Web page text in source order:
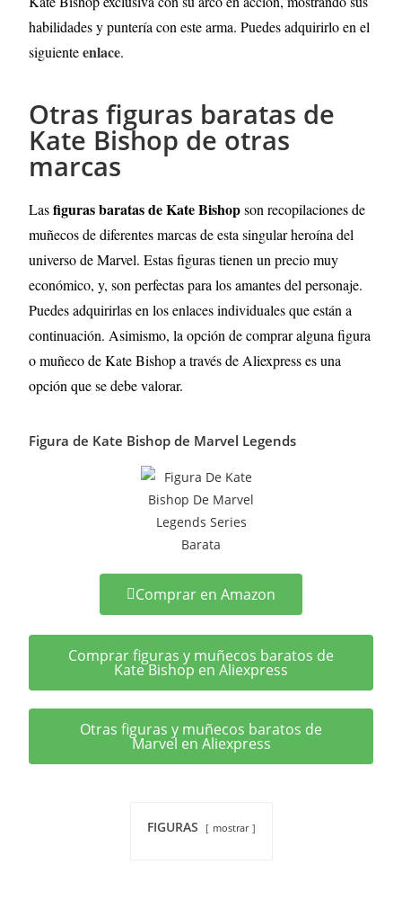
habilidades y puntería con este arma. Puedes adquirirlo en el
siguienteenlace.
Otras figuras baratas de
Kate Bishop de otras
marcas
Lasfiguras baratas de Kate Bishopson recopilaciones de
muñecos de diferentes marcas de esta singular heroína del
universo de Marvel. Estas figuras tienen un precio muy
económico, y, son perfectas para los amantes del personaje.
Puedes adquirirlas en los enlaces individuales que están a
continuación. Asimismo, la opción de comprar alguna figura
o muñeco de Kate Bishop a través de Aliexpress es una
opción que se debe valorar.
Figura de Kate Bishop de Marvel Legends
Comprar en Amazon
Comprar figuras y muñecos baratos de
Kate Bishop en Aliexpress
Otras figuras y muñecos baratos de
Marvel en Aliexpress
FIGURAS mostrar